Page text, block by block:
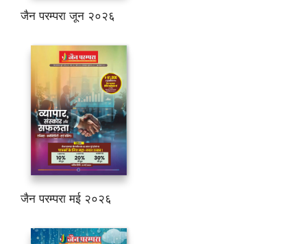
जैन परम्परा जून २०२६
जैन परम्परा मई २०२६